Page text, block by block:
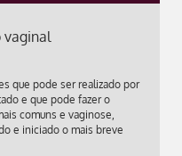
vaginal
que pode ser realizado por
e que pode fazer o
comuns e vaginose,
e iniciado o mais breve